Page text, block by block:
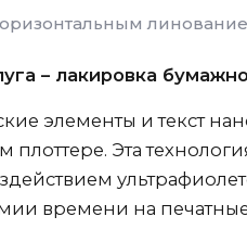
– лакировка
элементы и текст
Эта
времени на